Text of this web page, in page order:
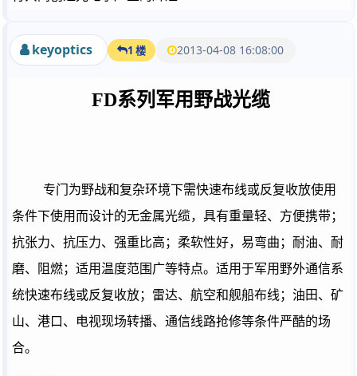
keyoptics 1 楼 2013-04-08 16:08:00
FD系列军用野战光缆
专门为野战和复杂环境下需快速布线或反复收放使用
条件下使用而设计的无金属光缆，具有重量轻、方便携带；
抗张力、抗压力、强重比高；柔软性好，易弯曲；耐油、耐
磨、阻燃；适用温度范围广等特点。适用于军用野外通信系
统快速布线或反复收放；雷达、航空和舰船布线；油田、矿
山、港口、电视现场转播、通信线路抢修等条件严酷的场
合。